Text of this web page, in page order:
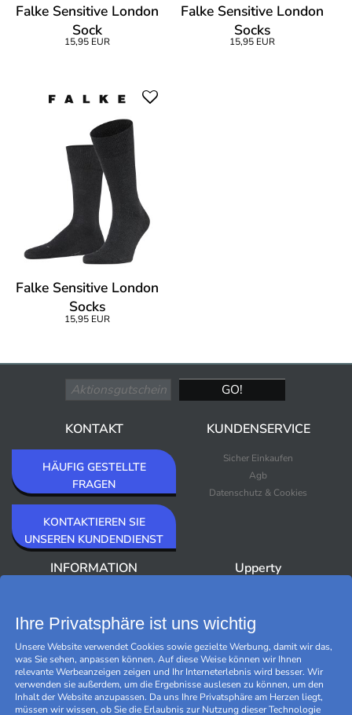
Falke Sensitive London
Sock
15,95 EUR
Falke Sensitive London
Socks
15,95 EUR
Falke Sensitive London
Socks
15,95 EUR
KONTAKT
HÄUFIG GESTELLTE
FRAGEN
KONTAKTIEREN SIE
UNSEREN KUNDENDIENST
KUNDENSERVICE
Sicher Einkaufen
Agb
Datenschutz & Cookies
INFORMATION
Newsletter
Upperty
Bestseller
Outlet
Marken
Black Friday
Cookies verwalten
Ihre Privatsphäre ist uns wichtig
Unsere Website verwendet Cookies sowie gezielte Werbung, damit wir das,
was Sie sehen, anpassen können. Auf diese Weise können wir Ihnen
relevante Werbeanzeigen zeigen und Ihr Interneterlebnis wird besser. Wir
verwenden sie außerdem, um die Ergebnisse auslesen zu können, um den
Inhalt der Website anzupassen. Da uns Ihre Privatsphäre am Herzen liegt,
müssen wir wissen, ob Sie die Erlaubnis zur Nutzung dieser Technologie